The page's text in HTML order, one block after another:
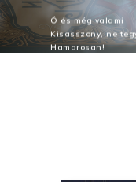
Ó és még valami
Kisasszony, ne
Hamarosan!